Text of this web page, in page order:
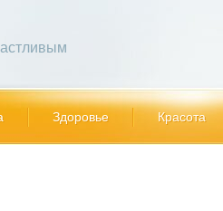
Здоровье Красота